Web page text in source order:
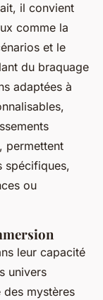
il convient
comme la
et le
du braquage
adaptées à
permettent
spécifiques,
ou
leur capacité
univers
mystères